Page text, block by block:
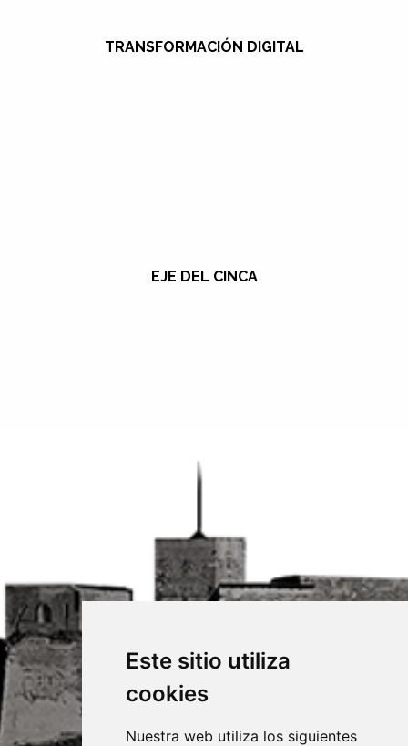
Este sitio utiliza
cookies
Nuestra web utiliza los siguientes
TRANSFORMACIÓN DIGITAL
EJE DEL CINCA